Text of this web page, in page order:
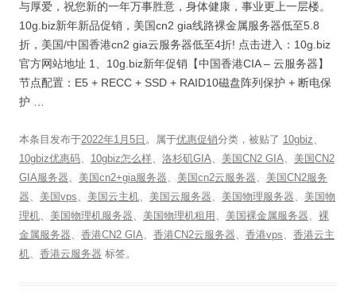
与厚爱，祝您新的一年万事胜意，身体健康，事业更上一层楼。
10g.biz新年新品促销，美国cn2 gia线路裸金属服务器低至5.8
折，美国/中国香港cn2 gia云服务器低至4折! 点击进入：10g.biz
官方网站地址 1、10g.biz新年促销【中国香港CIA – 云服务器】
节点配置：E5 + RECC + SSD + RAID10磁盘阵列保护 + 断电保
护 …
本条目发布于2022年1月5日 。属于优惠促销分类，被贴了 10gbiz、
10gbiz优惠码、 10gbiz怎么样、 洛杉矶GIA、 美国CN2 GIA、 美国CN2
GIA服务器、 美国cn2+gia服务器、 美国cn2云服务器、 美国CN2服务
器、 美国vps、 美国云主机、 美国云服务器、 美国物理服务器、 美国物
理机、 美国物理机服务器、 美国物理机租用 、 美国裸金属服务器、 裸
金属服务器、 香港CN2 GIA、 香港CN2云服务器、 香港vps、 香港云主
机、 香港云服务器 标签。